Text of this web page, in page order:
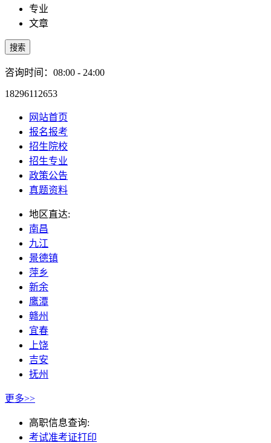
专业
文章
搜索
咨询时间：08:00 - 24:00
18296112653
网站首页
报名报考
招生院校
招生专业
政策公告
真题资料
地区直达:
南昌
九江
景德镇
萍乡
新余
鹰潭
赣州
宜春
上饶
吉安
抚州
更多>>
高职信息查询:
考试准考证打印